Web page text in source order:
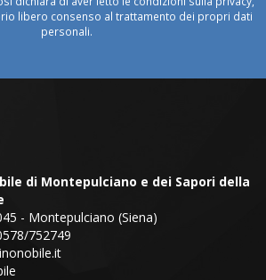
libero consenso al trattamento dei propri dati
personali.
di Montepulciano e dei Sapori della
- Montepulciano (Siena)
752749